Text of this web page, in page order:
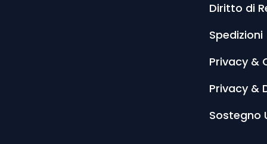
Diritto di
Spedizioni
Privacy &
Privacy &
Sostegno